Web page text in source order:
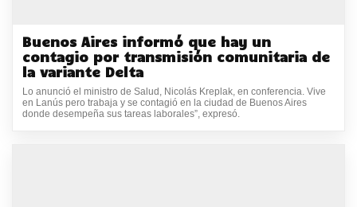
Buenos Aires informó que hay un
contagio por transmisión comunitaria de
la variante Delta
Lo anunció el ministro de Salud, Nicolás Kreplak, en conferencia. Vive
en Lanús pero trabaja y se contagió en la ciudad de Buenos Aires
donde desempeña sus tareas laborales”, expresó.